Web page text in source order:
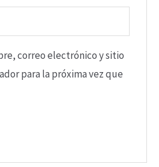
correo electrónico y sitio
para la próxima vez que